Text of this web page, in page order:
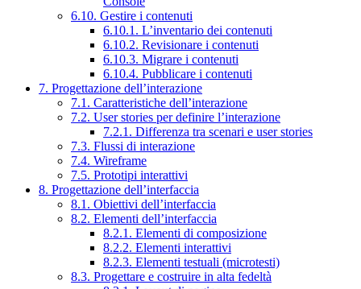
6.10. Gestire i contenuti
6.10.1. L’inventario dei contenuti
6.10.2. Revisionare i contenuti
6.10.3. Migrare i contenuti
6.10.4. Pubblicare i contenuti
7. Progettazione dell’interazione
7.1. Caratteristiche dell’interazione
7.2. User stories per definire l’interazione
7.2.1. Differenza tra scenari e user stories
7.3. Flussi di interazione
7.4. Wireframe
7.5. Prototipi interattivi
8. Progettazione dell’interfaccia
8.1. Obiettivi dell’interfaccia
8.2. Elementi dell’interfaccia
8.2.1. Elementi di composizione
8.2.2. Elementi interattivi
8.2.3. Elementi testuali (microtesti)
8.3. Progettare e costruire in alta fedeltà